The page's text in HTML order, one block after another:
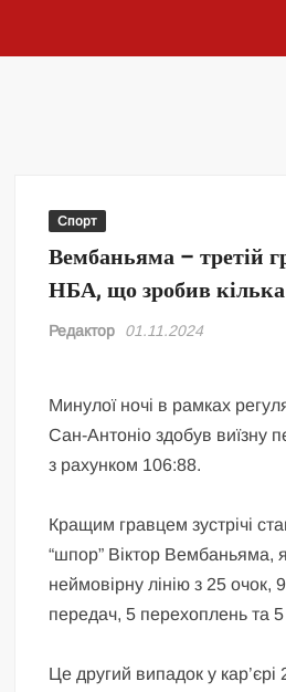
Спорт
Вембаньяма – третій
НБА, що зробив кілька
Редактор 01.11.2024
Минулої ночі в рамках
Сан-Антоніо здобув виїзну
з рахунком 106:88.
Кращим гравцем зустрічі
“шпор” Віктор Вембаньяма,
неймовірну лінію з 25 очок,
передач, 5 перехоплень та 5
Це другий випадок у кар’єрі